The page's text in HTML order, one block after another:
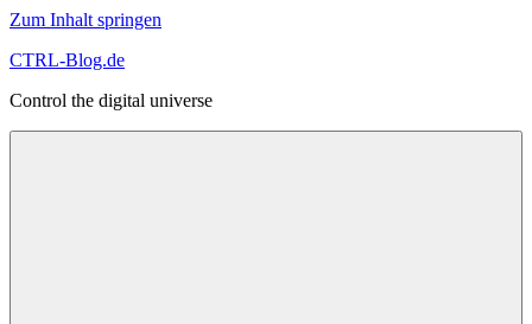
Zum Inhalt springen
CTRL-Blog.de
Control the digital universe